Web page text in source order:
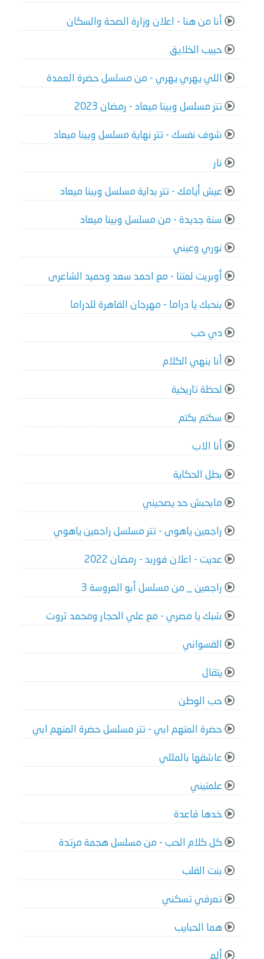
أنا من هنا - اعلان وزارة الصحة والسكان
حبيب الخلايق
اللي يهري يهري - من مسلسل حضرة العمدة
تتر مسلسل وبينا ميعاد - رمضان 2023
شوف نفسك - تتر نهاية مسلسل وبينا ميعاد
نار
عيش أيامك - تتر بداية مسلسل وبينا ميعاد
سنة جديدة - من مسلسل وبينا ميعاد
نوري وعيني
أوبريت لمتنا - مع احمد سعد وحميد الشاعرى
بنحبك يا دراما - مهرجان القاهرة للدراما
دي حب
أنا بنهي الكلام
لحظة تاريخية
سكتم بكتم
أنا الاب
بطل الحكاية
مابحبش حد يصحيني
راجعين ياهوى - تتر مسلسل راجعين ياهوي
عديت - اعلان فوربد - رمضان 2022
راجعين _ من مسلسل أبو العروسة 3
شبك يا مصري - مع علي الحجار ومحمد ثروت
القسواني
يتقال
حب الوطن
حضرة المتهم ابي - تتر مسلسل حضرة المتهم ابي
عاشقها بالمللي
علمتيني
خدها قاعدة
كل كلام الحب - من مسلسل هجمة مرتدة
بنت القلب
تعرفي تسكني
هما الحبايب
ألم